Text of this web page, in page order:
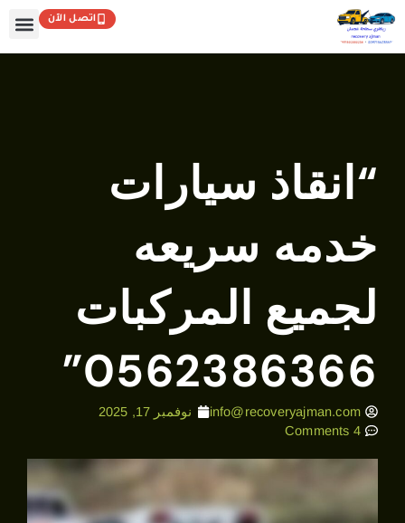
اتصل الآن
“انقاذ سيارات
خدمه سريعه
لجميع المركبات
0562386366”
info@recoveryajman.com
نوفمبر 17, 2025
4 Comments